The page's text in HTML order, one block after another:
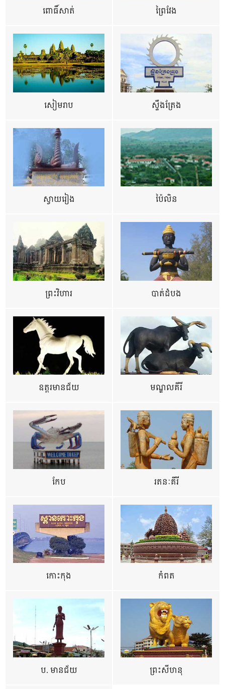
ពោធិ៍សាត់ ព្រៃវែង
សៀមរាប ស្ទឹងត្រែង
ស្វាយរៀង ប៉ៃលិន
ព្រះវិហារ បាត់ដំបង
ឧត្ដរមានជ័យ មណ្ឌលគីរី
កែប រតនៈគីរី
កោះកុង កំពត
ប. មានជ័យ ព្រះសីហនុ